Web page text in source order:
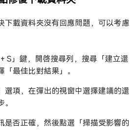
下載資料夾沒有回應問題，可以考慮
S」鍵，開啓搜尋列，搜尋「建立還
最佳比對結果」。
選項，在彈出的視窗中選擇建議的還
是否正確，然後點選「掃描受影響的